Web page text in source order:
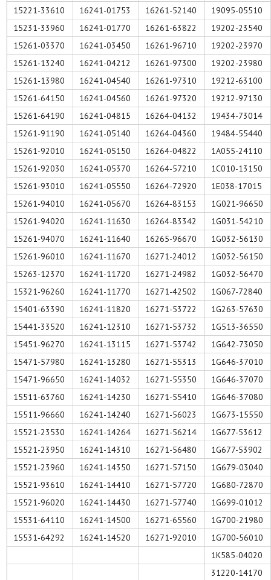
15221-33610 16241-01753 16261-52140
19095-05510
15231-33960
16241-01770 16261-63822
19202-23540
15261-03370
16241-03450 16261-96710
19202-23970
15261-13240
16241-04212 16261-97300
19202-23980
15261-13980
16241-04540 16261-97310
19212-63100
15261-64150
16241-04560 16261-97320
19212-97130
15261-64190
16241-04815 16264-04132
19434-73014
15261-91190
16241-05140 16264-04360
19484-55440
15261-92010
16241-05150 16264-04822
1A055-24110
15261-92030
16241-05370 16264-57210
1C010-13150
15261-93010
16241-05550 16264-72920
1E038-17015
15261-94010
16241-05670 16264-83153
1G021-96650
15261-94020
16241-11630 16264-83342
1G031-54210
15261-94070
16241-11640 16265-96670
1G032-56130
15261-96010
16241-11670 16271-24012
1G032-56150
15263-12370
16241-11720 16271-24982
1G032-56470
15321-96260
16241-11770 16271-42502
1G067-72840
15401-63390
16241-11820 16271-53722
1G263-57630
15441-33520
16241-12310 16271-53732
1G513-36550
15451-96270
16241-13115 16271-53742
1G642-73050
15471-57980
16241-13280 16271-55313
1G646-37010
15471-96650
16241-14032 16271-55350
1G646-37070
15511-63760
16241-14230 16271-55410
1G646-37080
15511-96660
16241-14240 16271-56023
1G673-15550
15521-23530
16241-14264 16271-56214
1G677-53612
15521-23950
16241-14310 16271-56480
1G677-53902
15521-23960
16241-14350 16271-57150
1G679-03040
15521-93610
16241-14410 16271-57720
1G680-72870
15521-96020
16241-14430 16271-57740
1G699-01012
15531-64110
16241-14500 16271-65560
1G700-21980
15531-64292
16241-14520 16271-92010
1G700-56010
1K585-04020
31220-14170